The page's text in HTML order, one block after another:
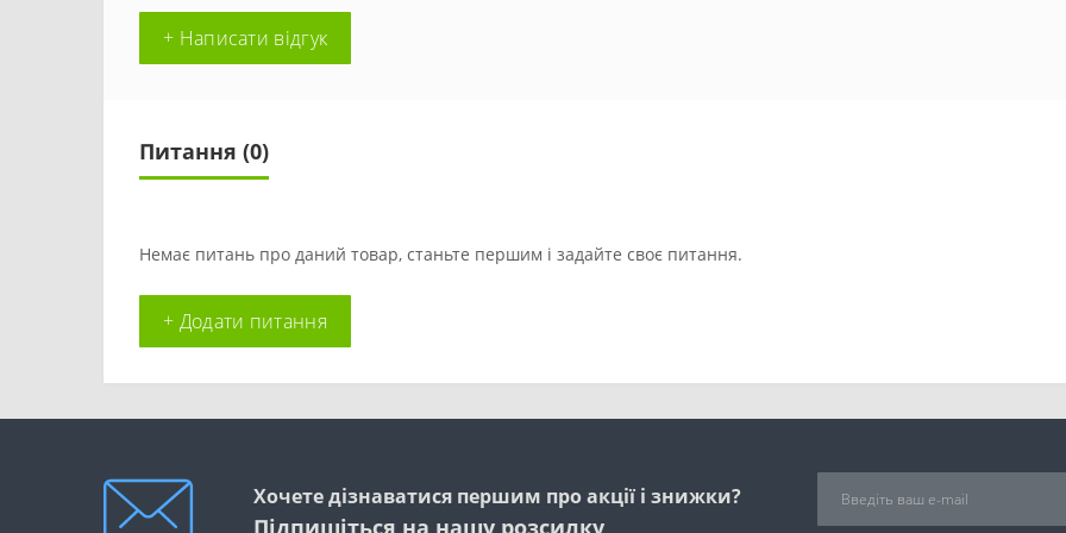
+ Написати відгук
Питання (0)
Немає питань про даний товар, станьте першим і задайте своє питання.
+ Додати питання
Хочете дізнаватися першим про акції і знижки?
Підпишіться на нашу розсилку